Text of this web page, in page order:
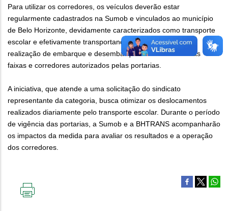
Para utilizar os corredores, os veículos deverão estar
regularmente cadastrados na Sumob e vinculados ao município
de Belo Horizonte, devidamente caracterizados como transporte
escolar e efetivamente transportando alunos. É proibida a
realização de embarque e desembarque de estudantes nas
faixas e corredores autorizados pelas portarias.
A iniciativa, que atende a uma solicitação do sindicato
representante da categoria, busca otimizar os deslocamentos
realizados diariamente pelo transporte escolar. Durante o período
de vigência das portarias, a Sumob e a BHTRANS acompanharão
os impactos da medida para avaliar os resultados e a operação
dos corredores.